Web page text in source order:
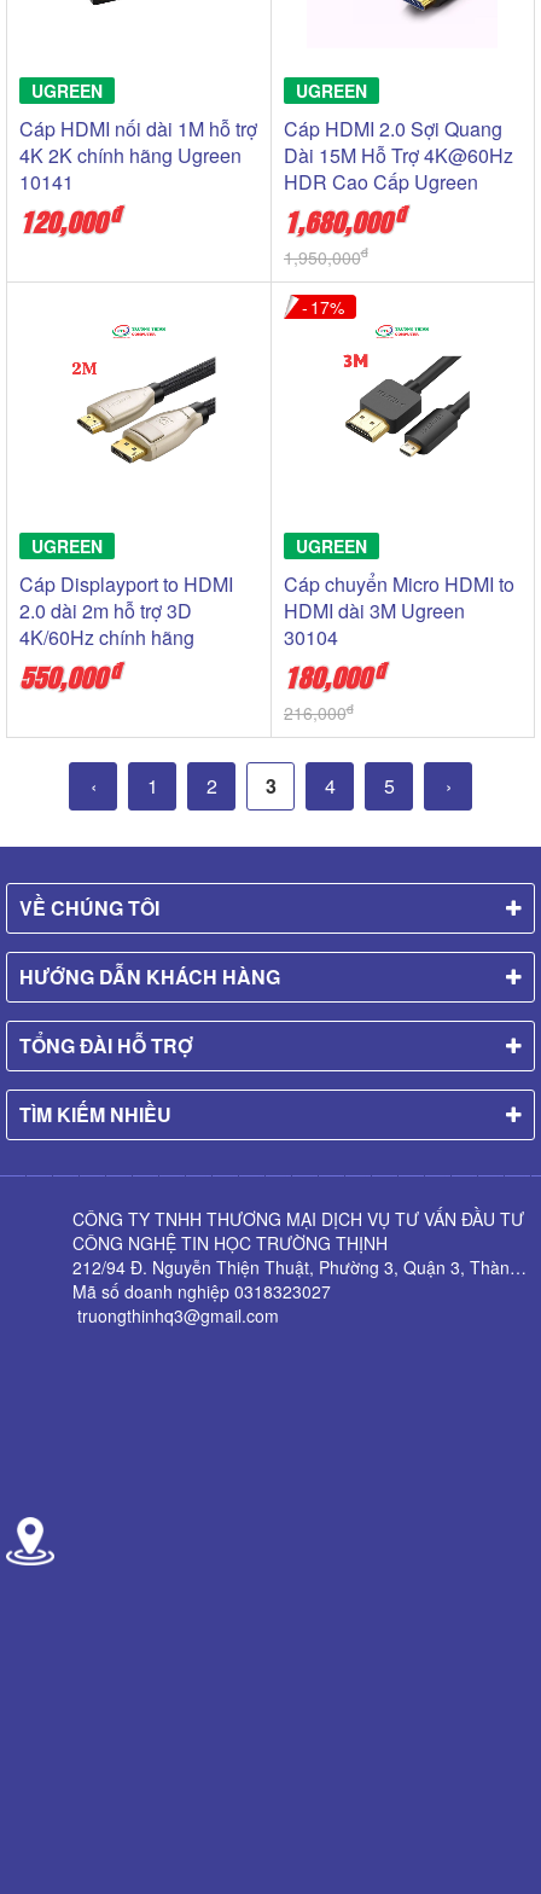
UGREEN
Cáp HDMI nối dài 1M hỗ trợ
4K 2K chính hãng Ugreen
10141
120,000đ
UGREEN
Cáp HDMI 2.0 Sợi Quang
Dài 15M Hỗ Trợ 4K@60Hz
HDR Cao Cấp Ugreen
50215
1,680,000đ
1,950,000đ
UGREEN
Cáp Displayport to HDMI
2.0 dài 2m hỗ trợ 3D
4K/60Hz chính hãng
Ugreen 40434 cao cấp
550,000đ
17
UGREEN
Cáp chuyển Micro HDMI to
HDMI dài 3M Ugreen
30104
180,000đ
216,000đ
‹ 1 2 3 4 5 ›
VỀ CHÚNG TÔI
HƯỚNG DẪN KHÁCH HÀNG
TỔNG ĐÀI HỖ TRỢ
TÌM KIẾM NHIỀU
CÔNG TY TNHH THƯƠNG MẠI DỊCH VỤ TƯ VẤN ĐẦU TƯ
CÔNG NGHỆ TIN HỌC TRƯỜNG THỊNH
212/94 Đ. Nguyễn Thiện Thuật, Phường 3, Quận 3, Thành phố Hồ Chí Minh
Mã số doanh nghiệp 0318323027
truongthinhq3@gmail.com